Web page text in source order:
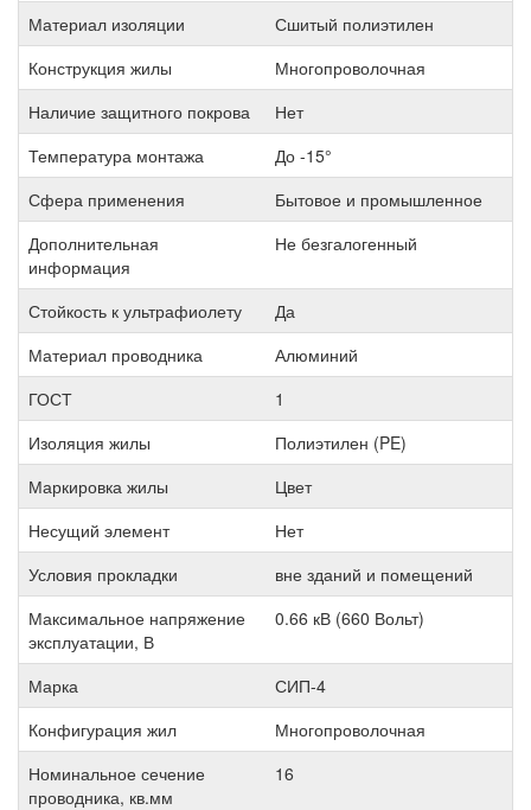
Материал изоляции
Сшитый полиэтилен
Конструкция жилы
Многопроволочная
Наличие защитного покрова
Нет
Температура монтажа
До -15°
Сфера применения
Бытовое и промышленное
Дополнительная
информация
Не безгалогенный
Стойкость к ультрафиолету
Да
Материал проводника
Алюминий
ГОСТ
1
Изоляция жилы
Полиэтилен (PE)
Маркировка жилы
Цвет
Несущий элемент
Нет
Условия прокладки
вне зданий и помещений
Максимальное напряжение
эксплуатации, В
0.66 кВ (660 Вольт)
Марка
СИП-4
Конфигурация жил
Многопроволочная
Номинальное сечение
проводника, кв.мм
16